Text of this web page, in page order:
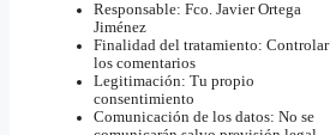
Responsable: Fco. Javier Ortega
Jiménez
Finalidad del tratamiento: Controlar
los comentarios
Legitimación: Tu propio
consentimiento
Comunicación de los datos: No se